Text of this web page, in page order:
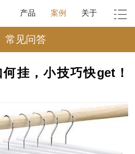
产品 案例 关于
常见问答
挂，小技巧快get！